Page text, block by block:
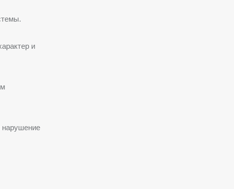
и
нарушение